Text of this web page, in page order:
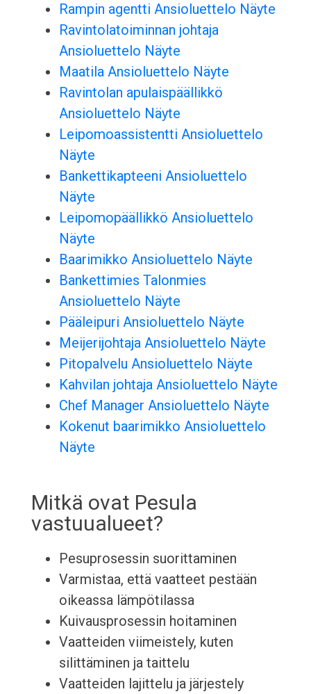
Rampin agentti Ansioluettelo Näyte
Ravintolatoiminnan johtaja
Ansioluettelo Näyte
Maatila Ansioluettelo Näyte
Ravintolan apulaispäällikkö
Ansioluettelo Näyte
Leipomoassistentti Ansioluettelo
Näyte
Bankettikapteeni Ansioluettelo
Näyte
Leipomopäällikkö Ansioluettelo
Näyte
Baarimikko Ansioluettelo Näyte
Bankettimies Talonmies
Ansioluettelo Näyte
Pääleipuri Ansioluettelo Näyte
Meijerijohtaja Ansioluettelo Näyte
Pitopalvelu Ansioluettelo Näyte
Kahvilan johtaja Ansioluettelo Näyte
Chef Manager Ansioluettelo Näyte
Kokenut baarimikko Ansioluettelo
Näyte
Mitkä ovat Pesula
vastuualueet?
Pesuprosessin suorittaminen
Varmistaa, että vaatteet pestään
oikeassa lämpötilassa
Kuivausprosessin hoitaminen
Vaatteiden viimeistely, kuten
silittäminen ja taittelu
Vaatteiden lajittelu ja järjestely